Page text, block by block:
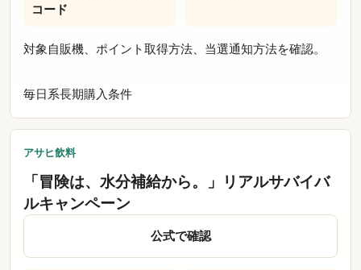
コード
対象自販機、ポイント取得方法、当選通知方法を確認。
毎日系長期購入条件
アサヒ飲料
「冒険は、水分補給から。」リアルサバイバ
ルキャンペーン
公式で確認